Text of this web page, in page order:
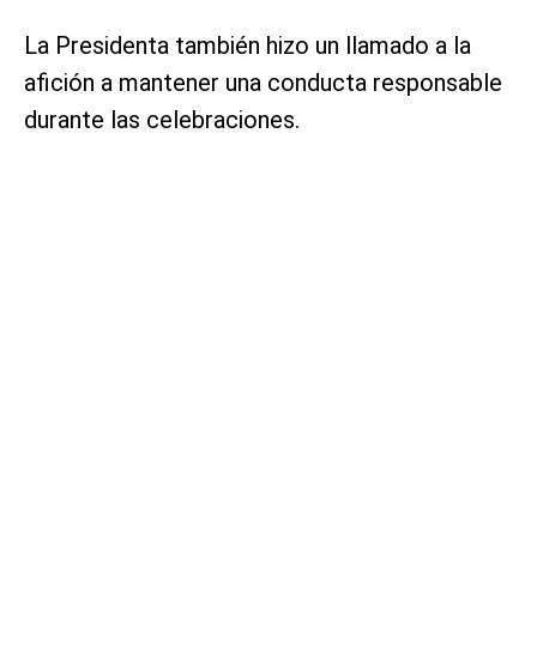
La Presidenta también hizo un llamado a la
afición a mantener una conducta responsable
durante las celebraciones.